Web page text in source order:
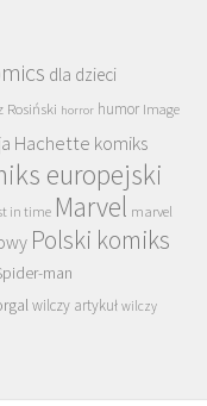
dla dzieci
Rosiński horror humor Image
Hachette komiks
europejski
in time Marvel marvel
Polski komiks
man
wilczy artykuł wilczy